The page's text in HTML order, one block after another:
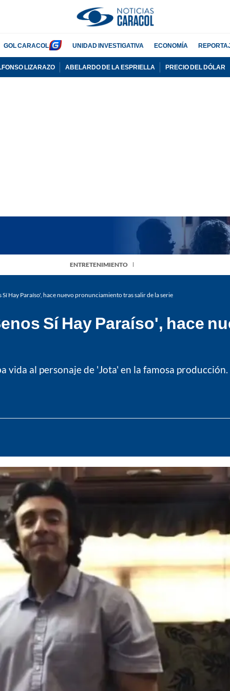
GOL CARACOL UNIDAD INVESTIGATIVA ECONOMÍA
LIZARAZO ABELARDO DE LA ESPRIELLA PRECIO DEL DÓLAR
ENTRETENIMIENTO
Sí Hay Paraíso', hace nuevo pronunciamiento tras salir de la serie
Sí Hay Paraíso', hace
vida al personaje de 'Jota' en la famosa producción.